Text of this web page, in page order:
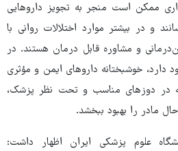
ممکن است منجر به تجویز داروهایی
و در بیشتر موارد اختلالات روانی با
و مشاوره قابل درمان هستند. در
دارد، خوشبختانه داروهای ایمن و مؤثری
دوزهای مناسب و تحت نظر پزشک،
مادر را بهبود ببخشد.
علوم پزشکی ایران اظهار داشت: